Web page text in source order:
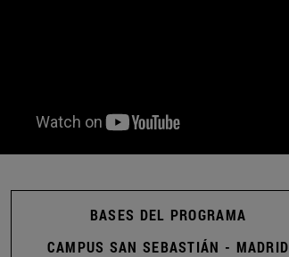
BASES DEL PROGRAMA
CAMPUS SAN SEBASTIÁN - MADRID